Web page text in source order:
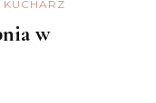
KUCHARZ
w